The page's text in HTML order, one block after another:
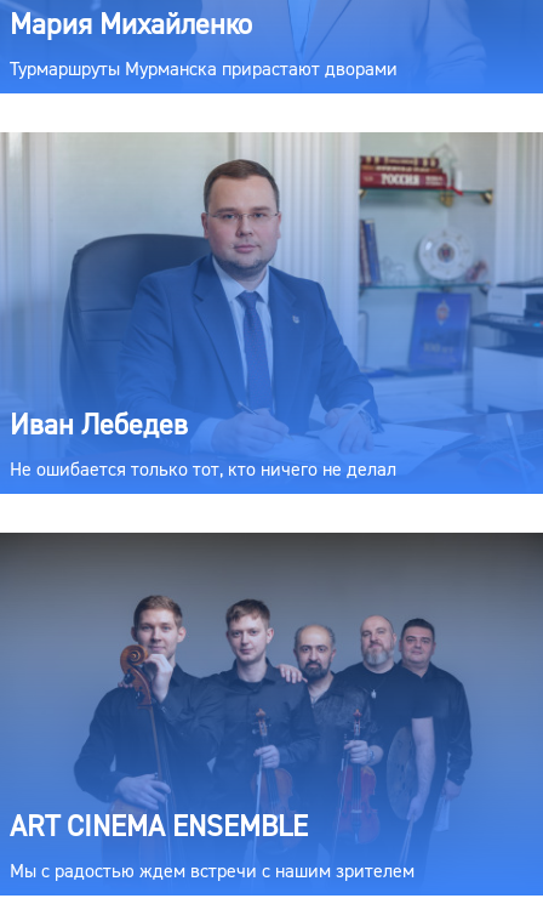
Мария Михайленко
Турмаршруты Мурманска прирастают дворами
Иван Лебедев
Не ошибается только тот, кто ничего не делал
ART CINEMA ENSEMBLE
Мы с радостью ждем встречи с нашим зрителем